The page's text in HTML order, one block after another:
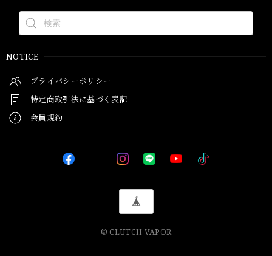
NOTICE
プライバシーポリシー
特定商取引法に基づく表記
会員規約
© CLUTCH VAPOR